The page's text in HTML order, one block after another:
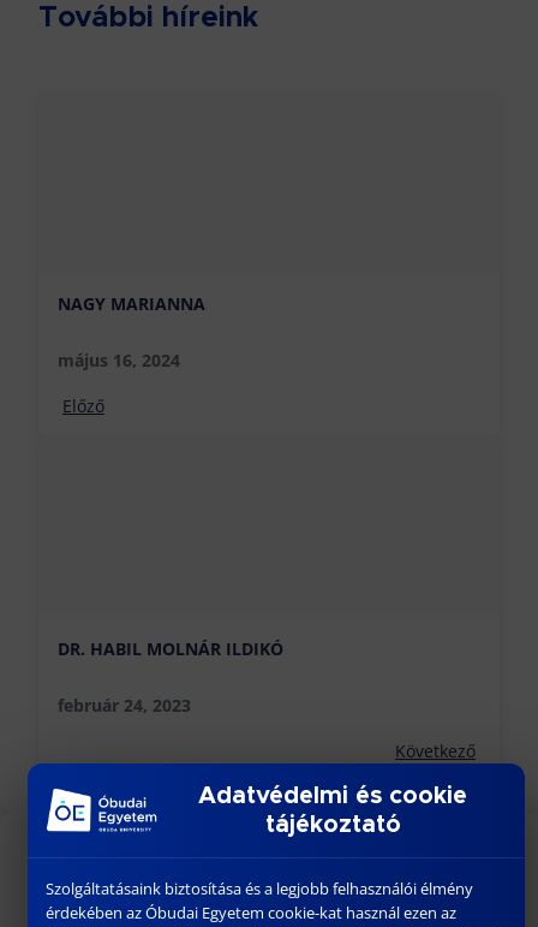
További híreink
NAGY MARIANNA
május 16, 2024
Előző
DR. HABIL MOLNÁR ILDIKÓ
február 24, 2023
Következő
KÖZELGŐ ESEMÉNYEK
Adatvédelmi és cookie
tájékoztató
Szolgáltatásaink biztosítása és a legjobb felhasználói élmény
érdekében az Óbudai Egyetem cookie-kat használ ezen az